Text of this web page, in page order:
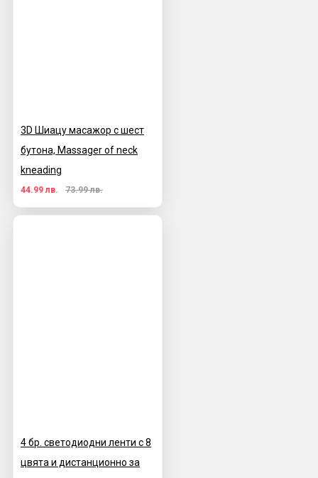
3D Шиацу масажор с шест
бутона, Massager of neck
kneading
44.99 лв. 73.99 лв.
4 бр. светодиодни ленти с 8
цвята и дистанционно за